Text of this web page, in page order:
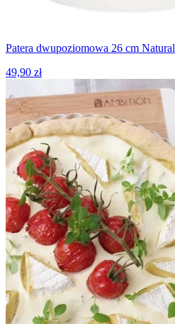
Patera dwupoziomowa 26 cm Natural
49,90 zł